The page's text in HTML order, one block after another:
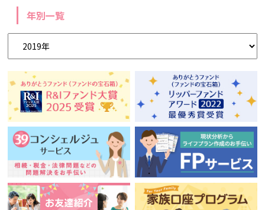
年別一覧